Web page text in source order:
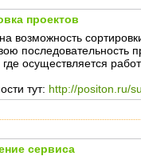
проектов
возможность
последовательность
где осуществляется
тут: http://positon.ru/
сервиса